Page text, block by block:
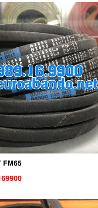
FM65